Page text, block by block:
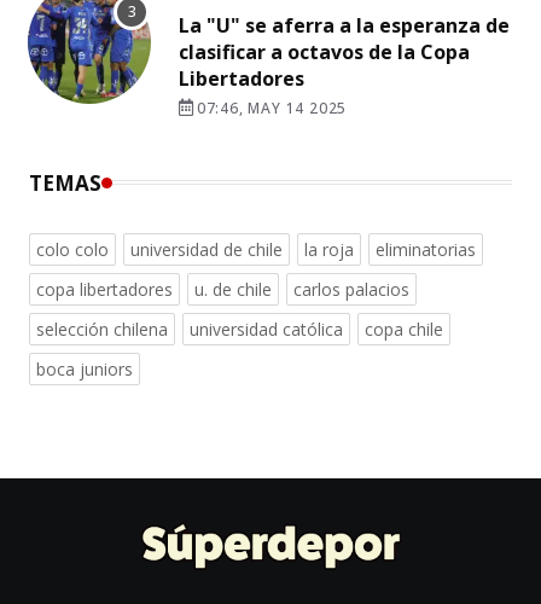
La "U" se aferra a la esperanza de
clasificar a octavos de la Copa
Libertadores
07:46, MAY 14 2025
TEMAS
colo colo universidad de chile la roja
eliminatorias
copa libertadores
u. de chile
carlos palacios
selección chilena
universidad católica
copa chile
boca juniors